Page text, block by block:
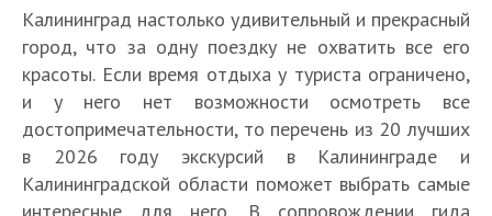
Калининград настолько удивительный и прекрасный
город, что за одну поездку не охватить все его
красоты. Если время отдыха у туриста ограничено,
и у него нет возможности осмотреть все
достопримечательности, то перечень из 20 лучших
в 2026 году экскурсий в Калининграде и
Калининградской области поможет выбрать самые